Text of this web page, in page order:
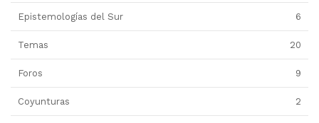
Epistemologías del Sur 6
Temas 20
Foros 9
Coyunturas 2